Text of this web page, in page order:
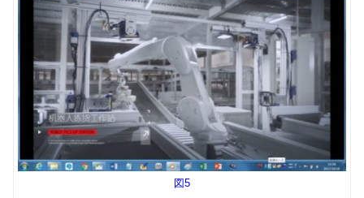
図5